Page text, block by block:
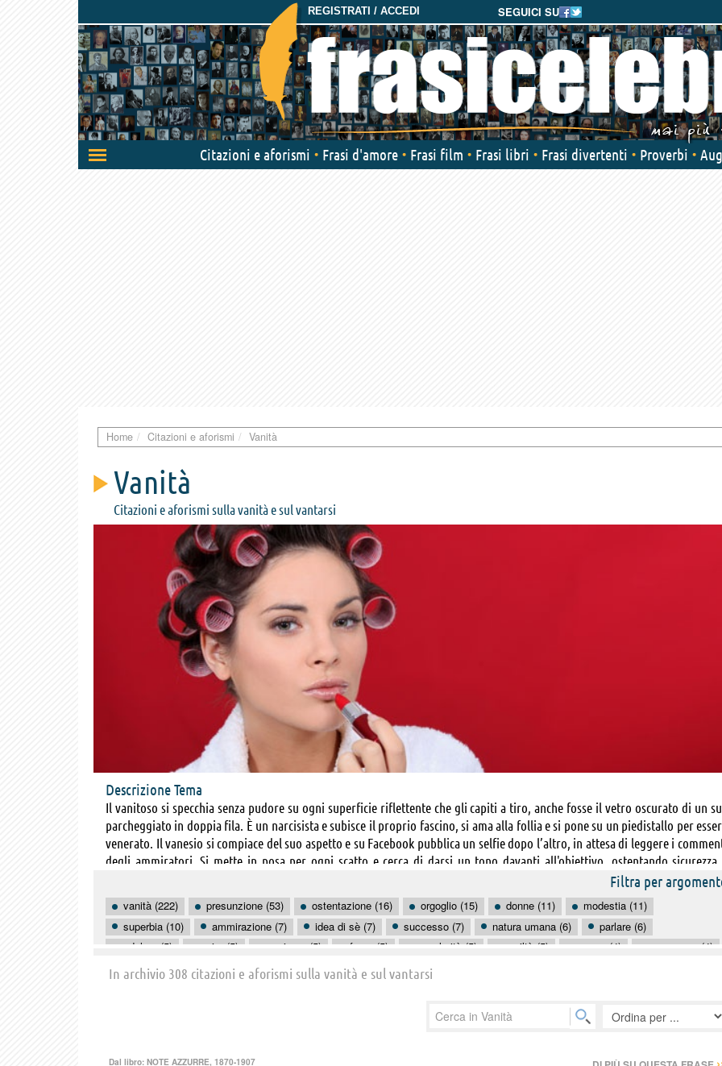
SEGUICI SU
REGISTRATI / ACCEDI
Attiva/disattiva
navigazione
Citazioni e aforismi Frasi d'amore Frasi film Frasi libri Frasi divertenti Proverbi
Home Citazioni e aforismi Vanità
Vanità
Citazioni e aforismi sulla vanità e sul vantarsi
Descrizione Tema
Il vanitoso si specchia senza pudore su ogni superficie riflettente che gli capiti a tiro, anche fosse il vetro oscurato di un
parcheggiato in doppia fila. È un narcisista e subisce il proprio fascino, si ama alla follia e si pone su un piedistallo per
venerato. Il vanesio si compiace del suo aspetto e su Facebook pubblica un selfie dopo l’altro, in attesa di leggere i
degli ammiratori. Si mette in posa per ogni scatto e cerca di darsi un tono davanti all'obiettivo, ostentando sicurezza
superiorità. L’apparenza è l’essenza del suo essere e la cura che ripone nel proprio corpo non ha pari: i capelli devono
lucidi e morbidi al tatto, la pelle ramata e carica di autoabbronzante, le pieghe attorno agli occhi vanno riempite di botulino,
le labbra sono belle solo se pronunciate, le sopracciglia esigono l’attenzione dell’estetista. Il vanitoso è superficiale e
permaloso, non sospetta nemmeno che a qualcuno non possa piacere il suo aspetto e nella sua mente nessuno è un suo pari:
Filtra per
vanità (222) presunzione (53) ostentazione (16) orgoglio (15) donne (11)
modestia (11)
superbia (10)
ammirazione (7) idea di sè (7) successo (7) natura umana (6)
parlare (6)
adulare (5)
agire (5) egoismo (5) fama (5) popolarità (5) umiltà (5) amore (4)
apparenza (4)
arroganza (4)
disprezzo (4) felicità (4) invidia (4)
In archivio 308 citazioni e aforismi sulla vanità e sul vantarsi
Dal libro: NOTE AZZURRE, 1870-1907